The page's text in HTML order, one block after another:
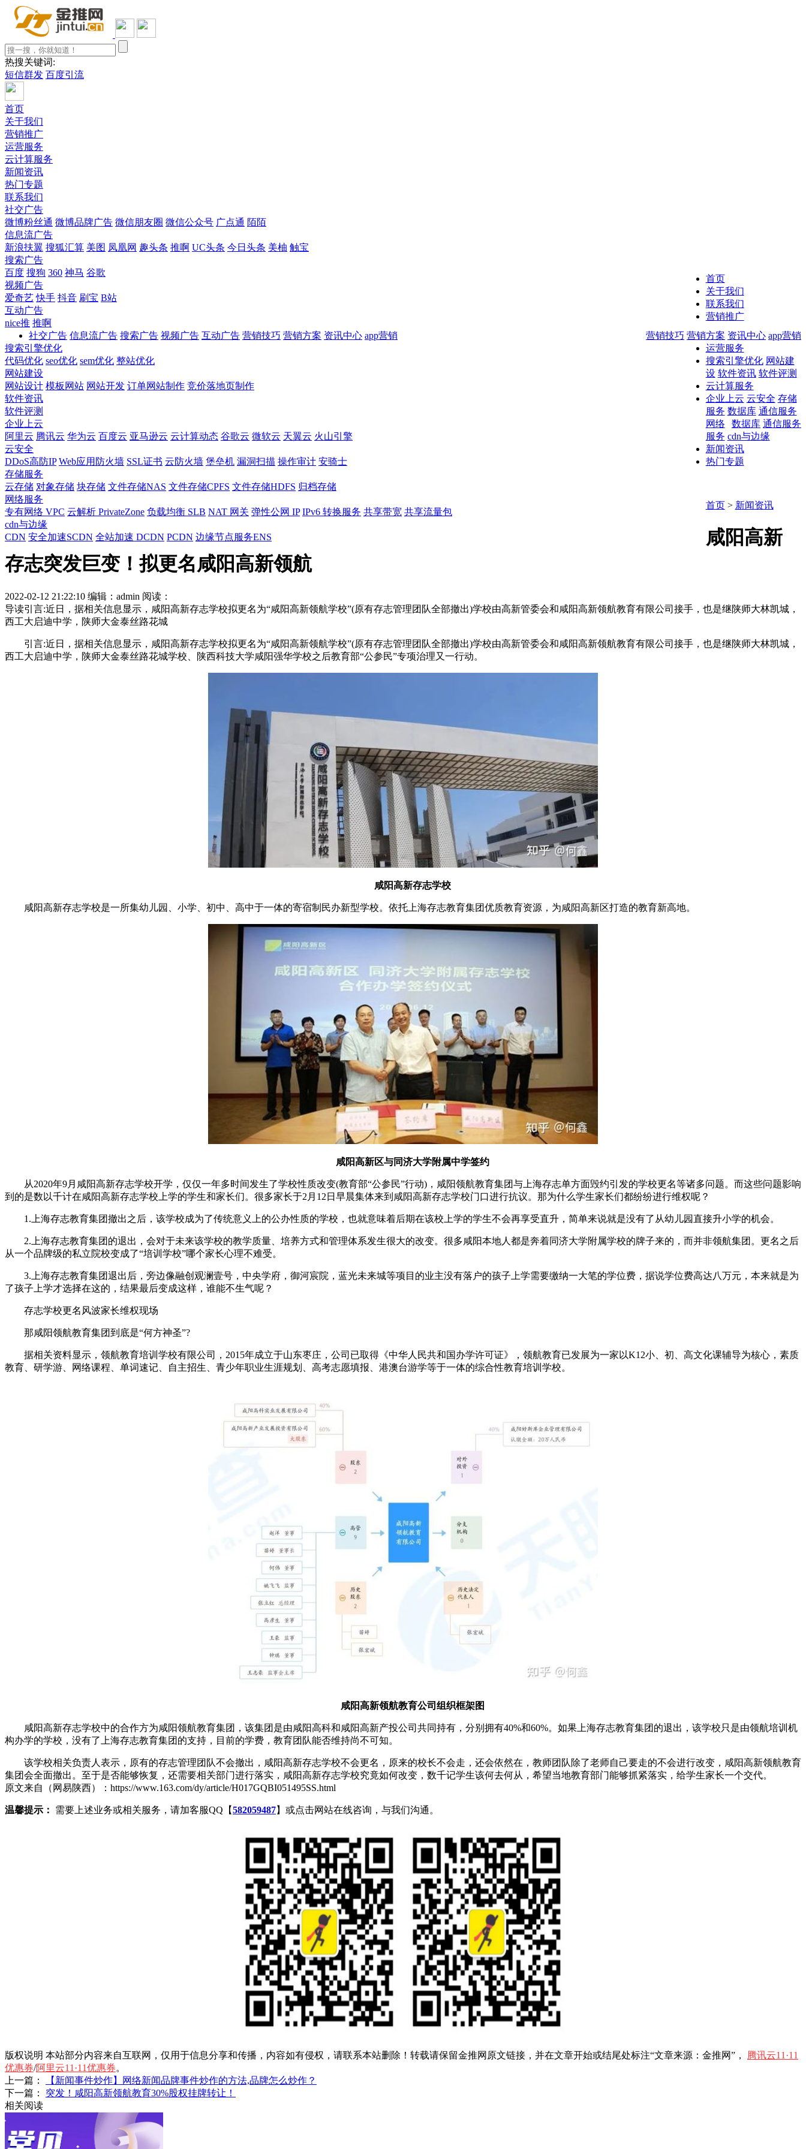
热搜关键词:
短信群发 百度引流
首页
关于我们
营销推广
运营服务
云计算服务
新闻资讯
热门专题
联系我们
社交广告
微博粉丝通 微博品牌广告 微信朋友圈 微信公众号 广点通 陌陌
信息流广告
新浪扶翼 搜狐汇算 美图 凤凰网 趣头条 推啊 UC头条 今日头条 美柚 触宝
搜索广告
百度 搜狗 360 神马 谷歌
视频广告
爱奇艺 快手 抖音 刷宝 B站
互动广告
nice推 推啊
营销技巧 营销方案 资讯中心 app营销
搜索引擎优化
代码优化 seo优化 sem优化 整站优化
网站建设
网站设计 模板网站 网站开发 订单网站制作 竞价落地页制作
软件资讯
软件评测
企业上云
阿里云 腾讯云 华为云 百度云 亚马逊云 云计算动态 谷歌云 微软云 天翼云 火山引擎
云安全
DDoS高防IP Web应用防火墙 SSL证书 云防火墙 堡垒机 漏洞扫描 操作审计 安骑士
存储服务
云存储 对象存储 块存储 文件存储NAS 文件存储CPFS 文件存储HDFS 归档存储
网络服务
专有网络 VPC 云解析 PrivateZone 负载均衡 SLB NAT 网关 弹性公网 IP IPv6 转换服务 共享带宽 共享流量包
cdn与边缘
CDN 安全加速SCDN 全站加速 DCDN PCDN 边缘节点服务ENS
数据库 通信服务
首页
关于我们
联系我们
营销推广
社交广告 信息流广告 搜索广告 视频广告 互动广告 营销技巧 营销方案 资讯中心 app营销
运营服务
搜索引擎优化 网站建
设 软件资讯 软件评测
云计算服务
企业上云 云安全 存储
服务 数据库 通信服务
网络
服务 cdn与边缘
新闻资讯
热门专题
首页> 新闻资讯
咸阳高新
存志突发巨变！拟更名咸阳高新领航
2022-02-12 21:22:10 编辑：admin 阅读：
导读引言:近日，据相关信息显示，咸阳高新存志学校拟更名为“咸阳高新领航学校”(原有存志管理团队全部撤出)学校由高新管委会和咸阳高新领航教育有限公司接手，也是继陕师大林凯城，
西工大启迪中学，陕师大金泰丝路花城
引言:近日，据相关信息显示，咸阳高新存志学校拟更名为“咸阳高新领航学校”(原有存志管理团队全部撤出)学校由高新管委会和咸阳高新领航教育有限公司接手，也是继陕师大林凯城，
西工大启迪中学，陕师大金泰丝路花城学校、陕西科技大学咸阳强华学校之后教育部“公参民”专项治理又一行动。
咸阳高新存志学校
咸阳高新存志学校是一所集幼儿园、小学、初中、高中于一体的寄宿制民办新型学校。依托上海存志教育集团优质教育资源，为咸阳高新区打造的教育新高地。
咸阳高新区与同济大学附属中学签约
从2020年9月咸阳高新存志学校开学，仅仅一年多时间发生了学校性质改变(教育部“公参民”行动)，咸阳领航教育集团与上海存志单方面毁约引发的学校更名等诸多问题。而这些问题影响
到的是数以千计在咸阳高新存志学校上学的学生和家长们。很多家长于2月12日早晨集体来到咸阳高新存志学校门口进行抗议。那为什么学生家长们都纷纷进行维权呢？
1.上海存志教育集团撤出之后，该学校成为了传统意义上的公办性质的学校，也就意味着后期在该校上学的学生不会再享受直升，简单来说就是没有了从幼儿园直接升小学的机会。
2.上海存志教育集团的退出，会对于未来该学校的教学质量、培养方式和管理体系发生很大的改变。很多咸阳本地人都是奔着同济大学附属学校的牌子来的，而并非领航集团。更名之后
从一个品牌级的私立院校变成了“培训学校”哪个家长心理不难受。
3.上海存志教育集团退出后，旁边像融创观澜壹号，中央学府，御河宸院，蓝光未来城等项目的业主没有落户的孩子上学需要缴纳一大笔的学位费，据说学位费高达八万元，本来就是为
了孩子上学才选择在这的，结果最后变成这样，谁能不生气呢？
存志学校更名风波家长维权现场
那咸阳领航教育集团到底是“何方神圣”?
据相关资料显示，领航教育培训学校有限公司，2015年成立于山东枣庄，公司已取得《中华人民共和国办学许可证》，领航教育已发展为一家以K12小、初、高文化课辅导为核心，素质
教育、研学游、网络课程、单词速记、自主招生、青少年职业生涯规划、高考志愿填报、港澳台游学等于一体的综合性教育培训学校。
咸阳高新领航教育公司组织框架图
咸阳高新存志学校中的合作方为咸阳领航教育集团，该集团是由咸阳高科和咸阳高新产投公司共同持有，分别拥有40%和60%。如果上海存志教育集团的退出，该学校只是由领航培训机
构办学的学校，没有了上海存志教育集团的支持，目前的学费，教育团队能否维持尚不可知。
该学校相关负责人表示，原有的存志管理团队不会撤出，咸阳高新存志学校不会更名，原来的校长不会走，还会依然在，教师团队除了老师自己要走的不会进行改变，咸阳高新领航教育
集团会全面撤出。至于是否能够恢复，还需要相关部门进行落实，咸阳高新存志学校究竟如何改变，数千记学生该何去何从，希望当地教育部门能够抓紧落实，给学生家长一个交代。
原文来自（网易陕西）：https://www.163.com/dy/article/H017GQBI051495SS.html
温馨提示： 需要上述业务或相关服务，请加客服QQ【582059487】或点击网站在线咨询，与我们沟通。
版权说明 本站部分内容来自互联网，仅用于信息分享和传播，内容如有侵权，请联系本站删除！转载请保留金推网原文链接，并在文章开始或结尾处标注“文章来源：金推网”，
腾讯云11·11
优惠券/阿里云11·11优惠券。
上一篇：
【新闻事件炒作】网络新闻品牌事件炒作的方法,品牌怎么炒作？
下一篇：
突发！咸阳高新领航教育30%股权挂牌转让！
相关阅读